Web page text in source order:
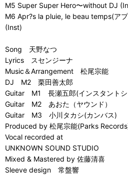
M5 Super Super Hero〜without DJ
M6 Apr?s la pluie, le beau temps(ア
(Inst)
Song 天野なつ
Lyrics スセンジーナ
Music＆Arrangement 松尾宗能
DJ M2 栗田善太郎
Guitar M1 長瀬五郎(インスタントシ
Guitar M2 あおた（ヤウンド）
Guitar M3 小川タカシ(カンバス)
Produced by 松尾宗能(Parks
Vocal recorded at
UNKNOWN SOUND STUDIO
Mixed & Mastered by 佐藤清喜
Sleeve design 常盤響